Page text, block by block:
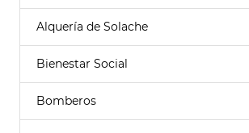
Alquería de Solache
Bienestar Social
Bomberos